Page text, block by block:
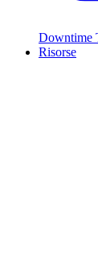
Downtime
Risorse